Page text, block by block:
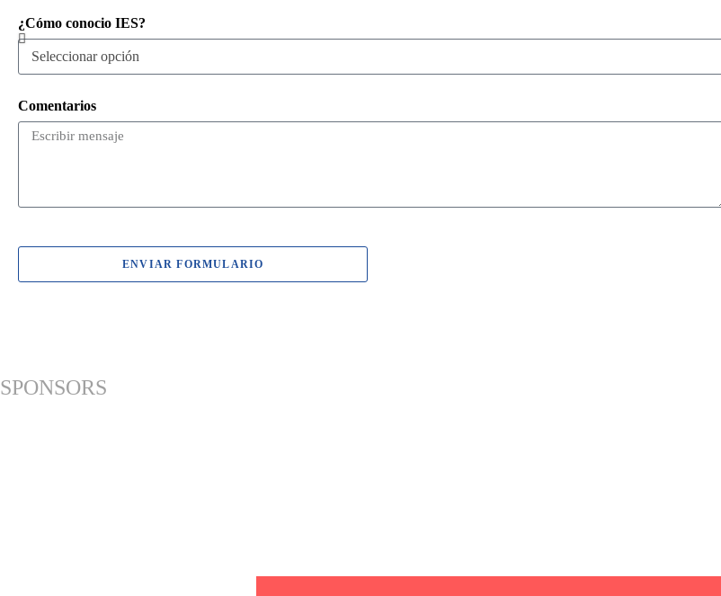
¿Cómo conocio IES?
Comentarios
ENVIAR FORMULARIO
SPONSORS